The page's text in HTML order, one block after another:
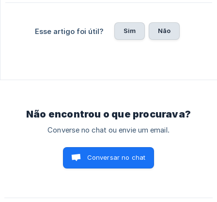
Esse artigo foi útil? Sim Não
Não encontrou o que procurava?
Converse no chat ou envie um email.
Conversar no chat